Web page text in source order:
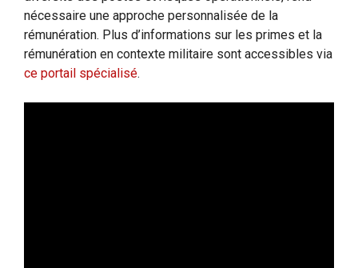
nécessaire une approche personnalisée de la
rémunération. Plus d’informations sur les primes et la
rémunération en contexte militaire sont accessibles via
ce portail spécialisé.